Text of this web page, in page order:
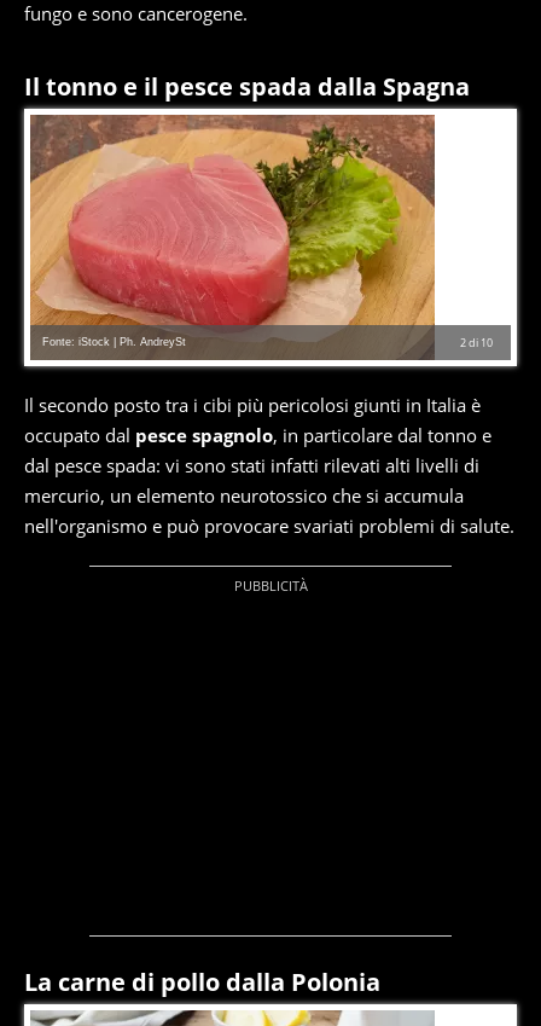
fungo e sono cancerogene.
Il tonno e il pesce spada dalla Spagna
2di 10
Fonte: iStock | Ph. AndreySt
Il secondo posto tra i cibi più pericolosi giunti in Italia è
occupato dal pesce spagnolo, in particolare dal tonno e
dal pesce spada: vi sono stati infatti rilevati alti livelli di
mercurio, un elemento neurotossico che si accumula
nell'organismo e può provocare svariati problemi di salute.
La carne di pollo dalla Polonia